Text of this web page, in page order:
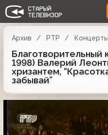
Архив РТР Концерты
Благотворительный
1998) Валерий
хризантем,
забывай”